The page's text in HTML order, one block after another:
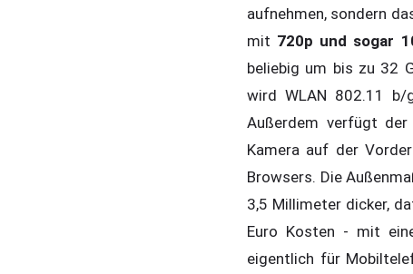
aufnehmen, sondern
mit 720p und sogar
beliebig um bis zu 32
wird WLAN 802.11
Außerdem verfügt der
Kamera auf der
Browsers. Die
3,5 Millimeter dicker,
Euro Kosten - mit
eigentlich für